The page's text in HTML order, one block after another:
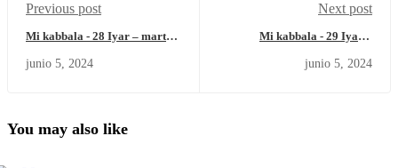
Previous post
Mi kabbala - 28 Iyar – martes
junio 5, 2024
Next post
Mi kabbala - 29 Iyar –
junio 5, 2024
You may also like